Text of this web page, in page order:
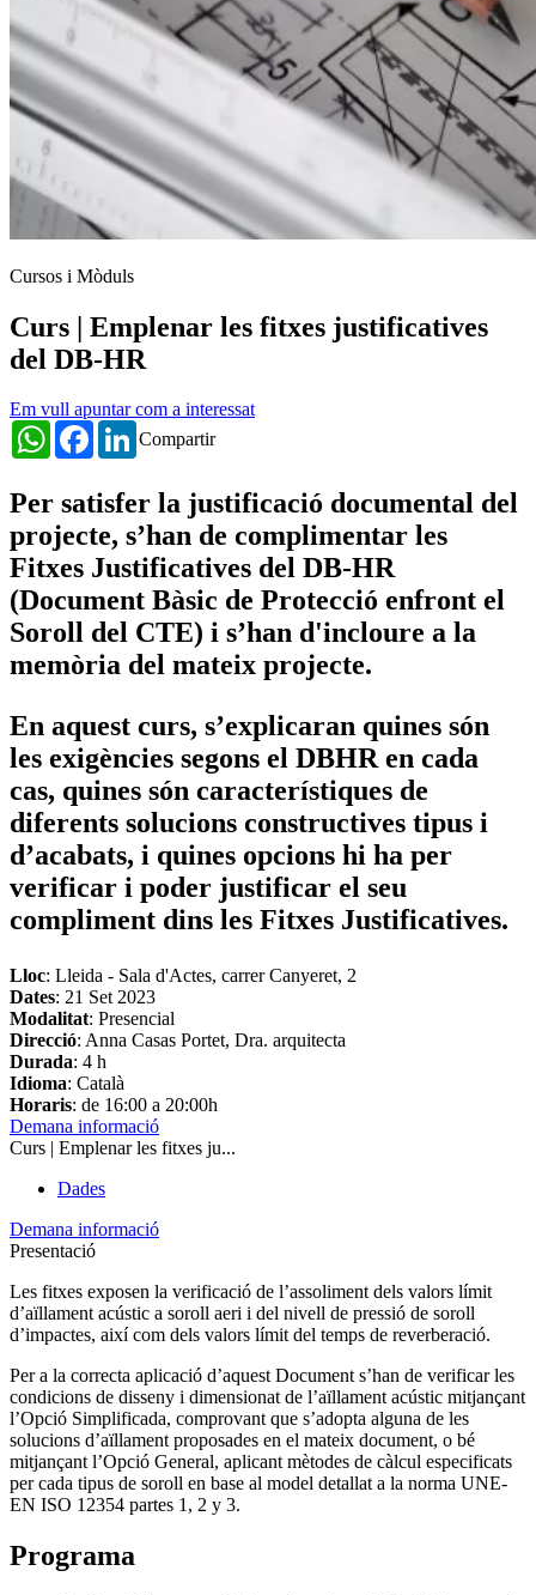
Cursos i Mòduls
Curs | Emplenar les fitxes justificatives
del DB-HR
Em vull apuntar com a interessat
Compartir
WhatsAppFacebookLinkedIn
Per satisfer la justificació documental del
projecte, s’han de complimentar les
Fitxes Justificatives del DB-HR
(Document Bàsic de Protecció enfront el
Soroll del CTE) i s’han d'incloure a la
memòria del mateix projecte.
En aquest curs, s’explicaran quines són
les exigències segons el DBHR en cada
cas, quines són característiques de
diferents solucions constructives tipus i
d’acabats, i quines opcions hi ha per
verificar i poder justificar el seu
compliment dins les Fitxes Justificatives.
Lloc: Lleida - Sala d'Actes, carrer Canyeret, 2
Dates: 21 Set 2023
Modalitat: Presencial
Direcció: Anna Casas Portet, Dra. arquitecta
Durada: 4 h
Idioma: Català
Horaris: de 16:00 a 20:00h
Demana informació
Curs | Emplenar les fitxes ju...
Dades
Demana informació
Presentació
Les fitxes exposen la verificació de l’assoliment dels valors límit
d’aïllament acústic a soroll aeri i del nivell de pressió de soroll
d’impactes, així com dels valors límit del temps de reverberació.
Per a la correcta aplicació d’aquest Document s’han de verificar les
condicions de disseny i dimensionat de l’aïllament acústic mitjançant
l’Opció Simplificada, comprovant que s’adopta alguna de les
solucions d’aïllament proposades en el mateix document, o bé
mitjançant l’Opció General, aplicant mètodes de càlcul especificats
per cada tipus de soroll en base al model detallat a la norma UNE-
EN ISO 12354 partes 1, 2 y 3.
Programa